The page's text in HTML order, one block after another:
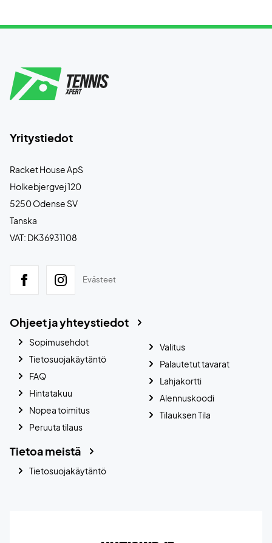
Yritystiedot
Racket House ApS
Holkebjergvej 120
5250 Odense SV
Tanska
VAT: DK36931108
Evästeet
Ohjeet ja yhteystiedot
Sopimusehdot
Tietosuojakäytäntö
FAQ
Hintatakuu
Nopea toimitus
Peruuta tilaus
Valitus
Palautetut tavarat
Lahjakortti
Alennuskoodi
Tilauksen Tila
Tietoa meistä
Tietosuojakäytäntö